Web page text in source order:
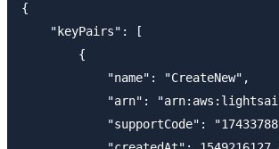
{
    "keyPairs": [
        {
            "name": "CreateNew",
"arn":
"supportCode":